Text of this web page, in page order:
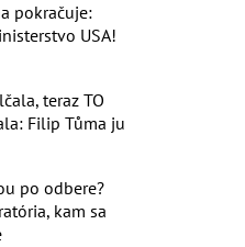
pokračuje:
USA!
teraz TO
Filip Tůma ju
po odbere?
kam sa